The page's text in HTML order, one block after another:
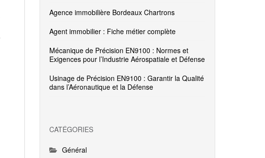
Agence immobilière Bordeaux Chartrons
Agent immobilier : Fiche métier complète
Mécanique de Précision EN9100 : Normes et
Exigences pour l’Industrie Aérospatiale et Défense
Usinage de Précision EN9100 : Garantir la Qualité
dans l’Aéronautique et la Défense
CATÉGORIES
Général